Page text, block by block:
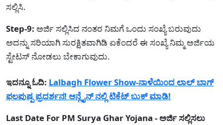
ಸಲ್ಲಿಸಿ.
Step-9: ಅರ್ಜಿ ಸಲ್ಲಿಸಿದ ನಂತರ ನಿಮಗೆ ಒಂದು ಸಂಖ್ಯೆ ಬರುವುದು
ಅದನ್ನು ಸರಿಯಾಗಿ ಸುರಕ್ಷಿತವಾಗಿಡಿ ಏಕೆಂದರೆ ಈ ಸಂಖ್ಯೆ ನಿಮ್ಮ ಅರ್ಜಿಯ
ಸ್ಟೇಟಸ್ ನೋಡಲು ಬೇಕಾಗುವುದು.
ಇದನ್ನೂ ಓದಿ: Lalbagh Flower Show-ನಾಳೆಯಿಂದ ಲಾಲ್ ಬಾಗ್
ಫಲಪುಷ್ಪ ಪ್ರದರ್ಶನ! ಆನ್ಲೈನ್ ನಲ್ಲಿ ಟಿಕೆಟ್ ಬುಕ್ ಮಾಡಿ!
Last Date For PM Surya Ghar Yojana - ಅರ್ಜಿ ಸಲ್ಲಿಸಲು